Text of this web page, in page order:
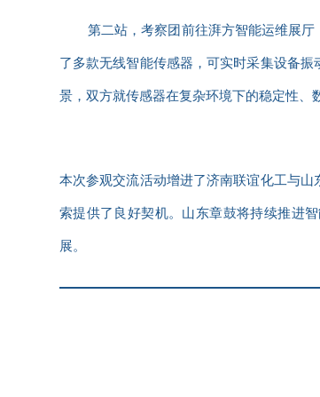
第二站，考察团前往湃方智能运维展
了多款无线智能传感器 ，可实时采集设备
景，双方就传感器在复杂环境下的稳定性、
本次参观交流活动增进了济南联谊化工与
索提供了良好契机。山东章鼓将持续推进
展。